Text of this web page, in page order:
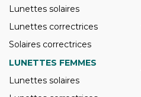
Lunettes solaires
Lunettes correctrices
Solaires correctrices
LUNETTES FEMMES
Lunettes solaires